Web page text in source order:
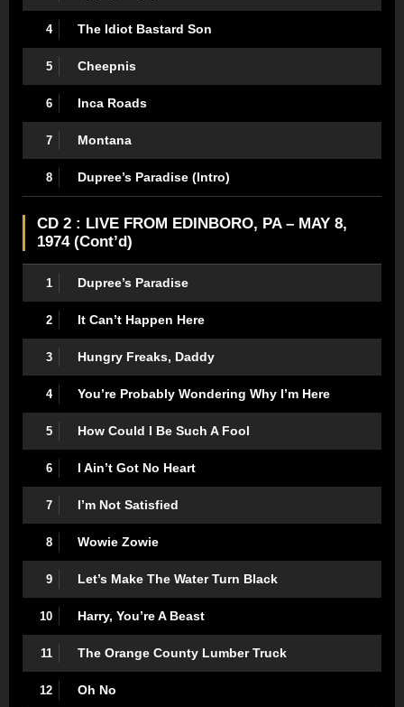
4 The Idiot Bastard Son
5 Cheepnis
6 Inca Roads
7 Montana
8 Dupree’s Paradise (Intro)
CD 2 : LIVE FROM EDINBORO, PA – MAY 8,
1974 (Cont’d)
1 Dupree’s Paradise
2 It Can’t Happen Here
3 Hungry Freaks, Daddy
4 You’re Probably Wondering Why I’m Here
5 How Could I Be Such A Fool
6 I Ain’t Got No Heart
7 I’m Not Satisfied
8 Wowie Zowie
9 Let’s Make The Water Turn Black
10 Harry, You’re A Beast
11 The Orange County Lumber Truck
12 Oh No